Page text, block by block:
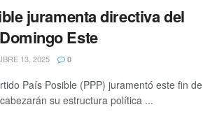
juramenta directiva del
Este
13, 2025 0
País Posible (PPP) juramentó este fin de
su estructura política ...